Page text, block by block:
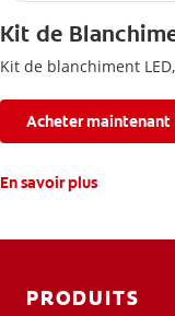
Kit de
Kit de blanchiment
Acheter maintenant
En savoir plus
PRODUITS